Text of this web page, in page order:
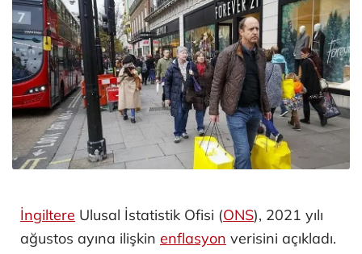
İngiltere Ulusal İstatistik Ofisi (ONS), 2021 yılı
ağustos ayına ilişkin enflasyon verisini açıkladı.